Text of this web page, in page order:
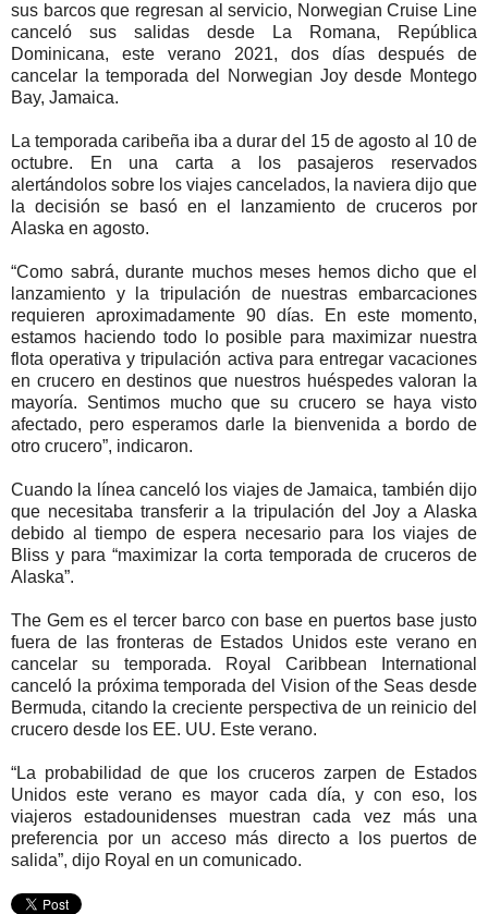
sus barcos que regresan al servicio, Norwegian Cruise Line
canceló sus salidas desde La Romana, República
Dominicana, este verano 2021, dos días después de
cancelar la temporada del Norwegian Joy desde Montego
Bay, Jamaica.
La temporada caribeña iba a durar del 15 de agosto al 10 de
octubre. En una carta a los pasajeros reservados
alertándolos sobre los viajes cancelados, la naviera dijo que
la decisión se basó en el lanzamiento de cruceros por
Alaska en agosto.
“Como sabrá, durante muchos meses hemos dicho que el
lanzamiento y la tripulación de nuestras embarcaciones
requieren aproximadamente 90 días. En este momento,
estamos haciendo todo lo posible para maximizar nuestra
flota operativa y tripulación activa para entregar vacaciones
en crucero en destinos que nuestros huéspedes valoran la
mayoría. Sentimos mucho que su crucero se haya visto
afectado, pero esperamos darle la bienvenida a bordo de
otro crucero”, indicaron.
Cuando la línea canceló los viajes de Jamaica, también dijo
que necesitaba transferir a la tripulación del Joy a Alaska
debido al tiempo de espera necesario para los viajes de
Bliss y para “maximizar la corta temporada de cruceros de
Alaska”.
The Gem es el tercer barco con base en puertos base justo
fuera de las fronteras de Estados Unidos este verano en
cancelar su temporada. Royal Caribbean International
canceló la próxima temporada del Vision of the Seas desde
Bermuda, citando la creciente perspectiva de un reinicio del
crucero desde los EE. UU. Este verano.
“La probabilidad de que los cruceros zarpen de Estados
Unidos este verano es mayor cada día, y con eso, los
viajeros estadounidenses muestran cada vez más una
preferencia por un acceso más directo a los puertos de
salida”, dijo Royal en un comunicado.